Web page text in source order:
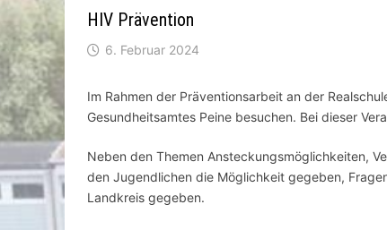
HIV Prävention
6. Februar 2024
Im Rahmen der Präventionsarbeit an der
Gesundheitsamtes Peine besuchen. Bei dieser
Neben den Themen Ansteckungsmöglichkeiten,
den Jugendlichen die Möglichkeit gegeben,
Landkreis gegeben.